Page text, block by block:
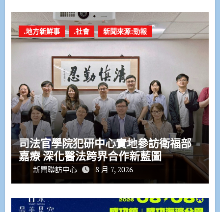
.地方新鮮事 .社會 新聞來源:勁報
司法官學院犯研中心實地參訪衛福部
嘉療 深化醫法跨界合作新藍圖
新聞聯訪中心 8 月 7, 2026